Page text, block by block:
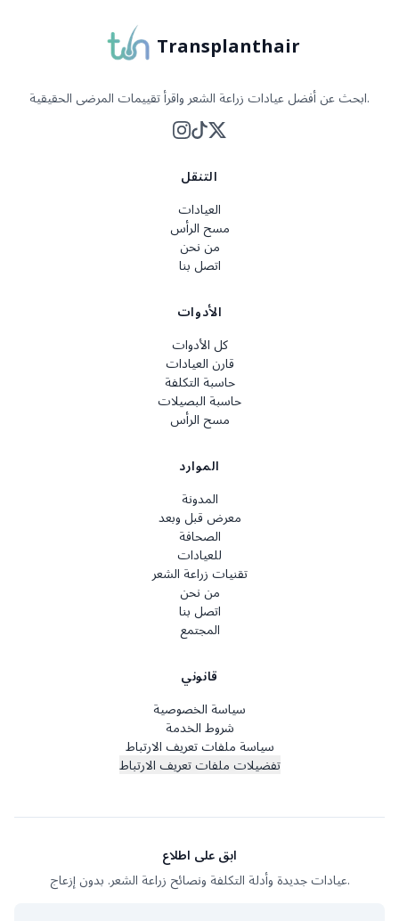
Transplanthair
ابحث عن أفضل عيادات زراعة الشعر واقرأ تقييمات المرضى الحقيقية.
التنقل
العيادات
مسح الرأس
من نحن
اتصل بنا
الأدوات
كل الأدوات
قارن العيادات
حاسبة التكلفة
حاسبة البصيلات
مسح الرأس
الموارد
المدونة
معرض قبل وبعد
الصحافة
للعيادات
تقنيات زراعة الشعر
من نحن
اتصل بنا
المجتمع
قانوني
سياسة الخصوصية
شروط الخدمة
سياسة ملفات تعريف الارتباط
تفضيلات ملفات تعريف الارتباط
ابق على اطلاع
عيادات جديدة وأدلة التكلفة ونصائح زراعة الشعر. بدون إزعاج.